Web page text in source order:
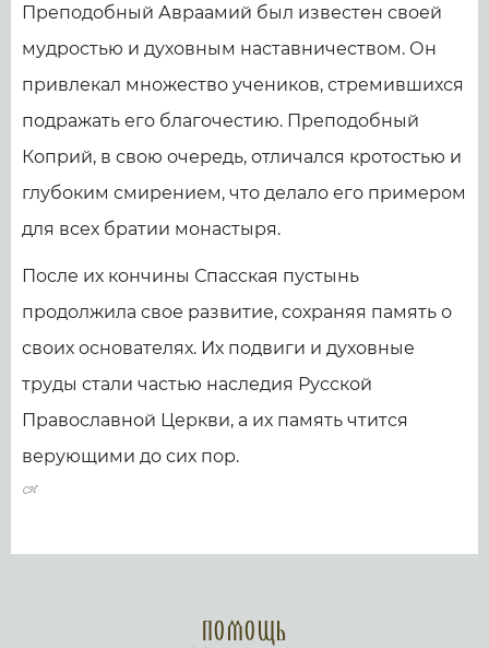
Преподобный Авраамий был известен своей
мудростью и духовным наставничеством. Он
привлекал множество учеников, стремившихся
подражать его благочестию. Преподобный
Коприй, в свою очередь, отличался кротостью и
глубоким смирением, что делало его примером
для всех братии монастыря.
После их кончины Спасская пустынь
продолжила свое развитие, сохраняя память о
своих основателях. Их подвиги и духовные
труды стали частью наследия Русской
Православной Церкви, а их память чтится
верующими до сих пор.
Помощь